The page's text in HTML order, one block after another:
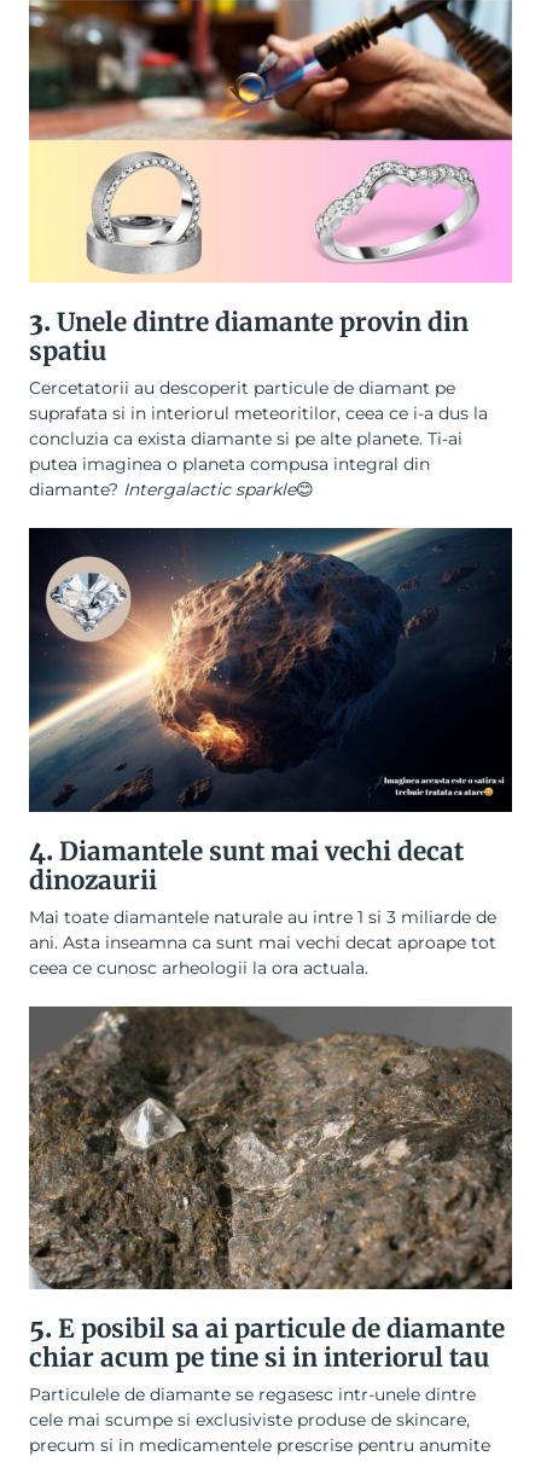
3. Unele dintre diamante provin din
spatiu
Cercetatorii au descoperit particule de diamant pe
suprafata si in interiorul meteoritilor, ceea ce i-a dus la
concluzia ca exista diamante si pe alte planete. Ti-ai
putea imaginea o planeta compusa integral din
diamante? Intergalactic sparkle😊
4. Diamantele sunt mai vechi decat
dinozaurii
Mai toate diamantele naturale au intre 1 si 3 miliarde de
ani. Asta inseamna ca sunt mai vechi decat aproape tot
ceea ce cunosc arheologii la ora actuala.
5. E posibil sa ai particule de diamante
chiar acum pe tine si in interiorul tau
Particulele de diamante se regasesc intr-unele dintre
cele mai scumpe si exclusiviste produse de skincare,
precum si in medicamentele prescrise pentru anumite